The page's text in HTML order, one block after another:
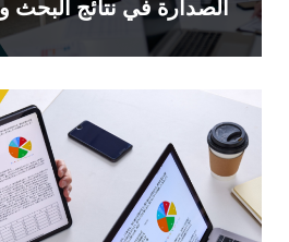
الصدارة في نتائج البحث